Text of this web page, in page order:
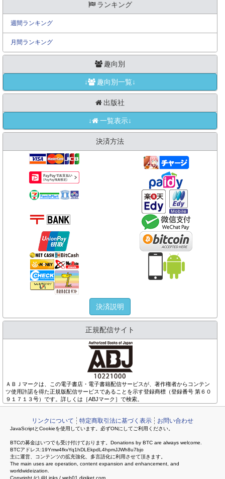
ランキング
週間ランキング
月間ランキング
趣向別
↓ 趣向別一覧↓
出版社
↓ 一覧表示↓
決済方法
決済説明
正規配信サイト
ＡＢＪマークは、この電子書店・電子書籍配信サービスが、著作権者からコンテン
ツ使用許諾を得た正規版配信サービスであることを示す登録商標（登録番号 第６０
９１７１３号）です。詳しくは［ABJマーク］で検索。
リンクについて 特定商取引法に基づく表示 お問い合わせ
JavaScriptとCookieを使用しています。必ずONにしてご利用ください。
BTCの募金はいつでも受け付けております。Donations by BTC are always welcome.
BTCアドレス:19Ymw4fkvYq1hDLEkpdL4hpmJJWh8u7bjo
主に運営、コンテンツの拡充強化、多言語化に利用させて頂きます。
The main uses are operation, content expansion and enhancement, and
worldwideization.
Copyright (c) @Links / web01.digiket.com